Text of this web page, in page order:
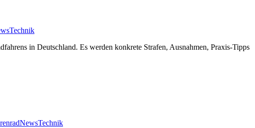
Technik
in Deutschland. Es werden konkrete Strafen, Ausnahmen, Praxis-Tipps
NewsTechnik